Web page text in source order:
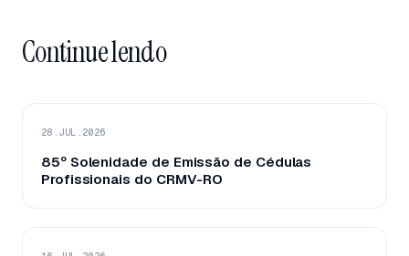
Continue lendo
28.JUL.2026
85º Solenidade de Emissão de Cédulas
Profissionais do CRMV-RO